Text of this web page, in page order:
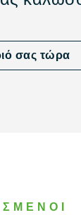
σας τώρα